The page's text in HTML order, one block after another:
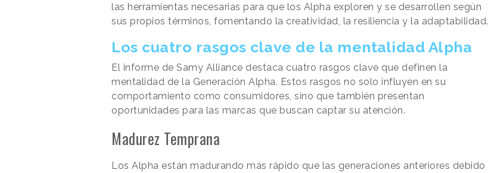
las herramientas necesarias para que los Alpha exploren y se desarrollen según
sus propios términos, fomentando la creatividad, la resiliencia y la adaptabilidad.
Los cuatro rasgos clave de la mentalidad Alpha
El informe de Samy Alliance destaca cuatro rasgos clave que definen la
mentalidad de la Generación Alpha. Estos rasgos no solo influyen en su
comportamiento como consumidores, sino que también presentan
oportunidades para las marcas que buscan captar su atención.
Madurez Temprana
Los Alpha están madurando más rápido que las generaciones anteriores debido